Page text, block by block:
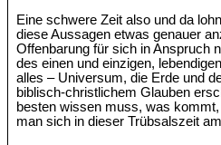
Eine schwere Zeit also und da
diese Aussagen etwas genauer
Offenbarung für sich in Anspruch
des einen und einzigen,
alles – Universum, die Erde und
biblisch-christlichem Glauben
besten wissen muss, was
man sich in dieser Trübsalszeit